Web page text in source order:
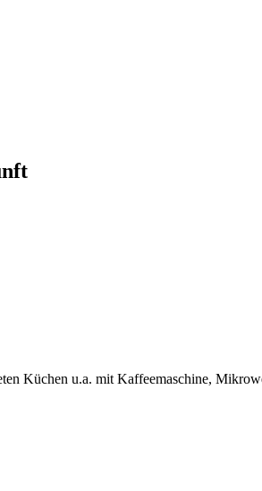
Küchen u.a. mit Kaffeemaschine,